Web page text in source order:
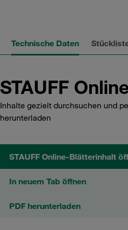
Technische Daten
STAUFF
Inhalte gezielt durchsuchen und
herunterladen
STAUFF Online-Blätterinhalt
In neuem Tab öffnen
PDF herunterladen